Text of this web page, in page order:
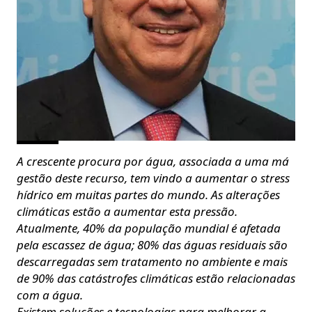
A crescente procura por água, associada a uma má
gestão deste recurso, tem vindo a aumentar o stress
hídrico em muitas partes do mundo. As alterações
climáticas estão a aumentar esta pressão.
Atualmente, 40% da população mundial é afetada
pela escassez de água; 80% das águas residuais são
descarregadas sem tratamento no ambiente e mais
de 90% das catástrofes climáticas estão relacionadas
com a água.